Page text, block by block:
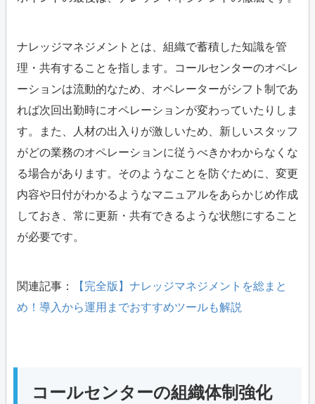
ナレッジマネジメントとは、組織で蓄積した知識を管
理・共有することを指します。コールセンターのオペレ
ーションは流動的なため、オペレーターがシフト制であ
れば次回出勤時にオペレーションが変わっていたりしま
す。また、人材の出入りが激しいため、新しいスタッフ
がどの業務のオペレーションに従うべきかわからなくな
る場合があります。そのようなことを防ぐために、変更
内容や日付がわかるようなマニュアルをあらかじめ作成
しておき、常に更新・共有できるような状態にすること
が必要です。
関連記事：
【完全版】ナレッジマネジメントを総まと
め！導入から運用までおすすめツールも解説
コールセンターの組織体制強化